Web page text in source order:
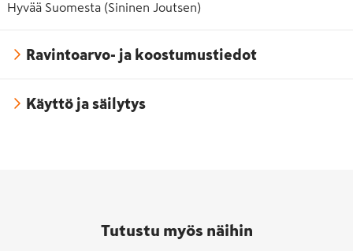
Hyvää Suomesta (Sininen Joutsen)
Ravintoarvo- ja koostumustiedot
Käyttö ja säilytys
Tutustu myös näihin